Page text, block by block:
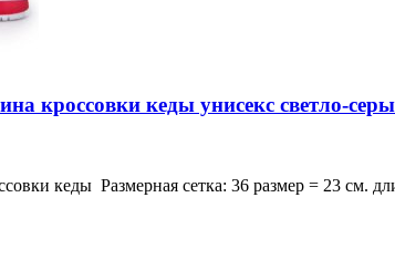
кроссовки кеды унисекс светло-
кеды Размерная сетка: 36 размер = 23 см.